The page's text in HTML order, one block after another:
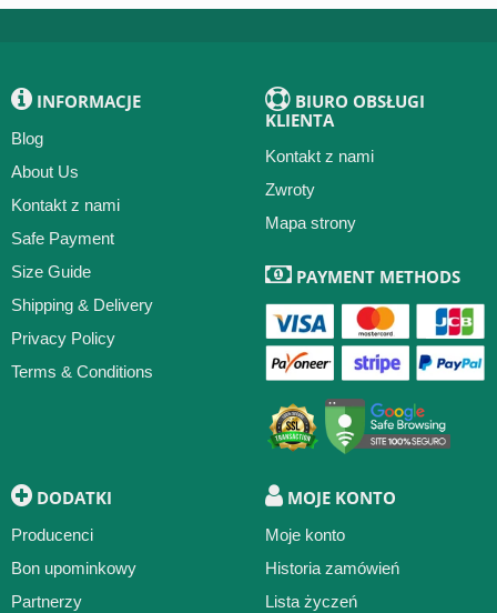
INFORMACJE
Blog
About Us
Kontakt z nami
Safe Payment
Size Guide
Shipping & Delivery
Privacy Policy
Terms & Conditions
BIURO OBSŁUGI
KLIENTA
Kontakt z nami
Zwroty
Mapa strony
PAYMENT METHODS
DODATKI
Producenci
Bon upominkowy
Partnerzy
MOJE KONTO
Moje konto
Historia zamówień
Lista życzeń